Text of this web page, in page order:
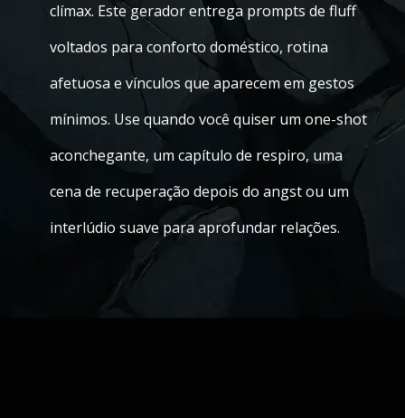
clímax. Este gerador entrega prompts de fluff
voltados para conforto doméstico, rotina
afetuosa e vínculos que aparecem em gestos
mínimos. Use quando você quiser um one-shot
aconchegante, um capítulo de respiro, uma
cena de recuperação depois do angst ou um
interlúdio suave para aprofundar relações.